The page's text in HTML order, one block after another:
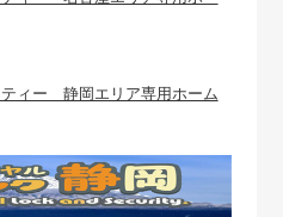
ィー 静岡エリア専用ホーム